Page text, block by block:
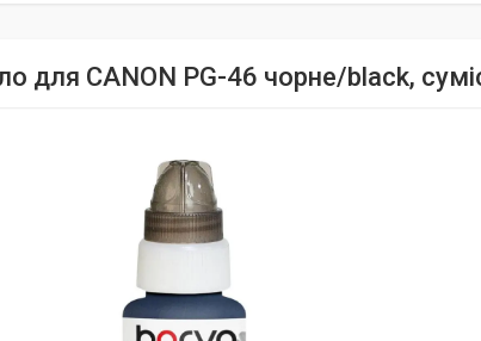
для CANON PG-46 чорне/black,